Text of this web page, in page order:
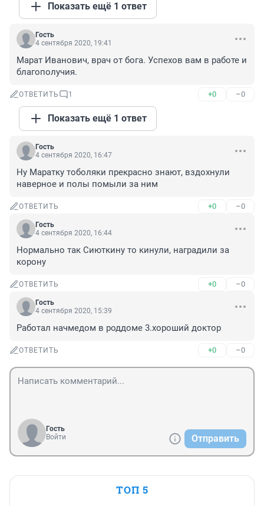
Показать ещё 1 ответ
Гость
4 сентября 2020, 19:41
Марат Иванович, врач от бога. Успехов вам в работе и
благополучия.
ОТВЕТИТЬ 1 +0 –0
Показать ещё 1 ответ
Гость
4 сентября 2020, 16:47
Ну Маратку тоболяки прекрасно знают, вздохнули
наверное и полы помыли за ним
ОТВЕТИТЬ +0 –0
Гость
4 сентября 2020, 16:44
Нормально так Сиюткину то кинули, наградили за
корону
ОТВЕТИТЬ +0 –0
Гость
4 сентября 2020, 15:39
Работал начмедом в роддоме 3.хороший доктор
ОТВЕТИТЬ +0 –0
Гость
Войти
Отправить
ТОП 5